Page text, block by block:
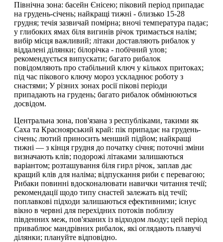
Північна зона: басейн Єнісею; піковий період припадає
на грудень-січень; найкращі тижні - близько 15-28
грудня; течія зазвичай помірна; вночі температура падає;
у глибоких ямах біля вигинів річок тримається налім;
вибір місця важливий; літаки доставляють рибалок у
віддалені ділянки; білорічка - побічний улов;
рекомендується випускати; багато рибалок
повідомляють про стабільний ключ у кількох притоках;
під час пікового ключу мороз ускладнює роботу з
снастями; У різних зонах росії пікові періоди
припадають на грудень; багато рибалок обмінюються
досвідом.
Центральна зона, пов'язана з республіками, такими як
Саха та Красноярський край: пік припадає на грудень-
січень; лютий приносить менший підйом; найкращі
тижні — з кінця грудня до початку січня; поточні зміни
визначають клів; подорожі літаками залишаються
варіантом; розташування біля гирл річок, заплав дає
кращий клів для наліма; відпускання риби є перевагою;
Рибаки повинні вдосконалювати навички читання течії;
рекомендації щодо типу снастей залежать від течії;
поплавкові підходи залишаються ефективними; існує
вікно в червні для перехідних потоків поблизу
південних меж, пов'язаних із відходом льоду; цей період
приваблює мандрівних рибалок, які оглядають плавучі
ділянки; плануйте відповідно.